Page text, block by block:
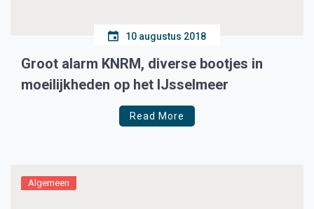
10 augustus 2018
Groot alarm KNRM, diverse bootjes in
moeilijkheden op het IJsselmeer
Read More
Algemeen